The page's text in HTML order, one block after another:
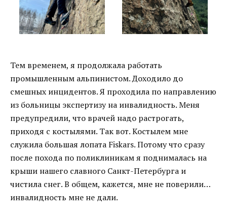
Тем временем, я продолжала работать
промышленным альпинистом. Доходило до
смешных инцидентов. Я проходила по направлению
из больницы экспертизу на инвалидность. Меня
предупредили, что врачей надо растрогать,
приходя с костылями. Так вот. Костылем мне
служила большая лопата Fiskars. Потому что сразу
после похода по поликлиникам я поднималась на
крыши нашего славного Санкт-Петербурга и
чистила снег. В общем, кажется, мне не поверили…
инвалидность мне не дали.